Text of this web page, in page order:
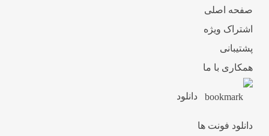
صفحه اصلی
اشتراک ویژه
پشتیبانی
همکاری با ما
دانلود
دانلود فونت ها